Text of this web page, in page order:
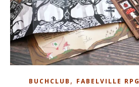
BUCHCLUB , FABELVILLE RPG